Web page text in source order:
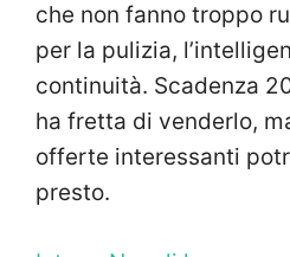
che non fanno troppo
per la pulizia,
continuità. Scadenza
ha fretta di venderlo,
offerte interessanti
presto.